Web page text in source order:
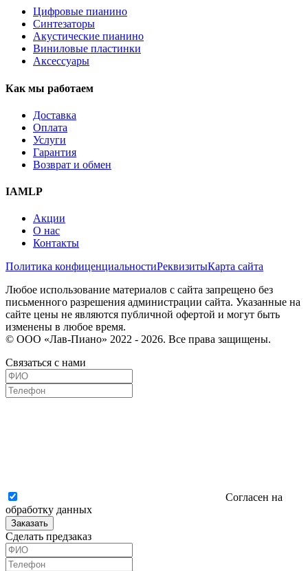
Цифровые пианино
Синтезаторы
Акустические пианино
Виниловые пластинки
Аксессуары
Как мы работаем
Доставка
Оплата
Услуги
Гарантия
Возврат и обмен
IAMLP
Акции
О нас
Контакты
Политика конфиценциальностиРеквизитыКарта сайта
Любое использование материалов с сайта запрещено без
письменного разрешения администрации сайта. Указанные на
сайте цены не являются публичной офертой и могут быть
изменены в любое время.
© ООО «Лав-Пиано» 2022 - 2026. Все права защищены.
Связаться с нами
Согласен на
обработку данных
Заказать
Сделать предзаказ